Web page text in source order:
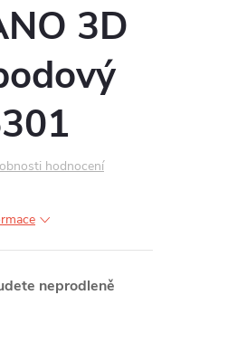
3D
hodnocení
neprodleně